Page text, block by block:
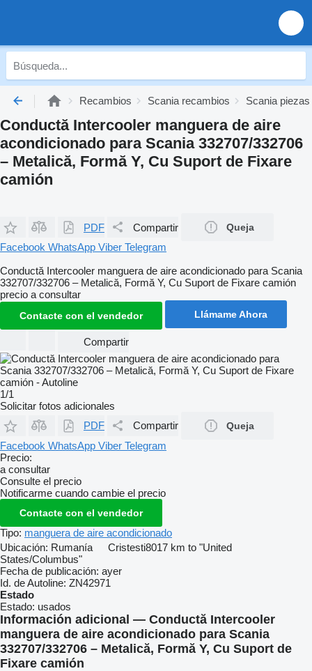
Recambios Scania recambios Scania
Conductă Intercooler manguera de aire
acondicionado para Scania 332707/332706
– Metalică, Formă Y, Cu Suport de Fixare
camión
PDF Compartir Queja
Facebook WhatsApp Viber Telegram
Conductă Intercooler manguera de aire acondicionado para Scania
332707/332706 – Metalică, Formă Y, Cu Suport de Fixare camión
precio a consultar
Contacte con el vendedor Llámame Ahora
Compartir
1/1
Solicitar fotos adicionales
PDF
Compartir Queja
Facebook WhatsApp Viber Telegram
Precio:
a consultar
Consulte el precio
Notificarme cuando cambie el precio
Contacte con el vendedor
Tipo: manguera de aire acondicionado
Ubicación: Rumanía Cristesti8017 km to "United
States/Columbus"
Fecha de publicación: ayer
Id. de Autoline: ZN42971
Estado
Estado: usados
Información adicional — Conductă Intercooler
manguera de aire acondicionado para Scania
332707/332706 – Metalică, Formă Y, Cu Suport de
Fixare camión